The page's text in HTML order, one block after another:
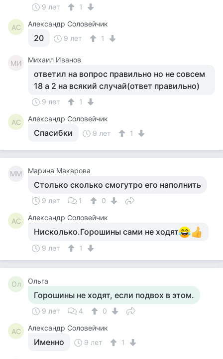
9 лет 1
АС Александр Соловейчик
20 9 лет 1
МИ Михаил Иванов
ответил на вопрос правильно но не совсем
18 а 2 на всякий случай(ответ правильно)
9 лет 1
АС Александр Соловейчик
Спасибки 9 лет 1
ММ Марина Макарова
Столько сколько смогутро его наполнить
9 лет 1 0
АС Александр Соловейчик
Нисколько.Горошины сами не ходят
9 лет 1
Ол Ольга
Горошины не ходят, если подвох в этом.
9 лет 4 0
АС Александр Соловейчик
Именно 9 лет 1